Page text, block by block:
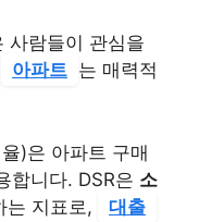
사람들이 관심을
아파트 는 매력적
)은 아파트 구매
합니다. DSR은 소
는 지표로,
대출